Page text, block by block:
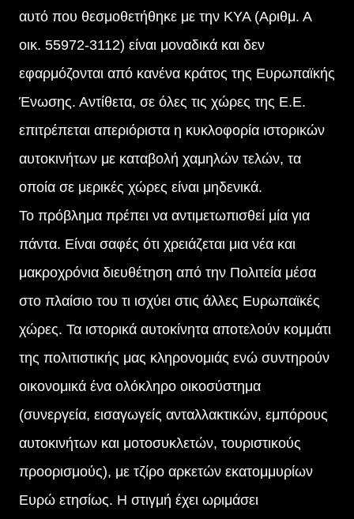
αυτό που θεσμοθετήθηκε με την ΚΥΑ (Αριθμ. Α
οικ. 55972-3112) είναι μοναδικά και δεν
εφαρμόζονται από κανένα κράτος της Ευρωπαϊκής
Ένωσης. Αντίθετα, σε όλες τις χώρες της Ε.Ε.
επιτρέπεται απεριόριστα η κυκλοφορία ιστορικών
αυτοκινήτων με καταβολή χαμηλών τελών, τα
οποία σε μερικές χώρες είναι μηδενικά.
Το πρόβλημα πρέπει να αντιμετωπισθεί μία για
πάντα. Είναι σαφές ότι χρειάζεται μια νέα και
μακροχρόνια διευθέτηση από την Πολιτεία μέσα
στο πλαίσιο του τι ισχύει στις άλλες Ευρωπαϊκές
χώρες. Τα ιστορικά αυτοκίνητα αποτελούν κομμάτι
της πολιτιστικής μας κληρονομιάς ενώ συντηρούν
οικονομικά ένα ολόκληρο οικοσύστημα
(συνεργεία, εισαγωγείς ανταλλακτικών, εμπόρους
αυτοκινήτων και μοτοσυκλετών, τουριστικούς
προορισμούς), με τζίρο αρκετών εκατομμυρίων
Ευρώ ετησίως. Η στιγμή έχει ωριμάσει